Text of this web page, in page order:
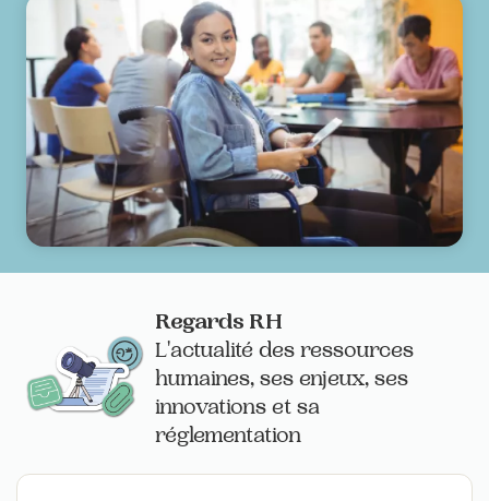
Regards RH
L'actualité des ressources
humaines, ses enjeux, ses
innovations et sa
réglementation